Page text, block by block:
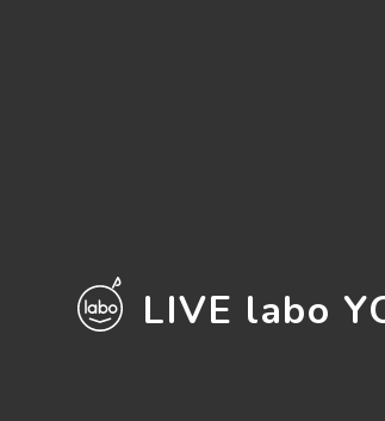
LIVE labo